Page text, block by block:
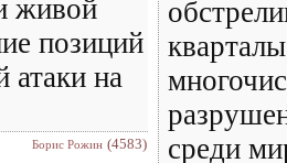
живой
позиций
атаки на
Борис Рожин (4583)
среди